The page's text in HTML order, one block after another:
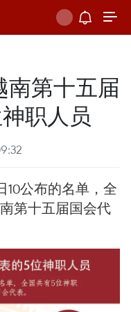
南第十五届
职人员
10公布的名单，全
第十五届国会代